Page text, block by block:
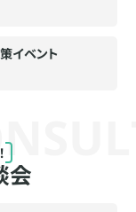
イベント
会